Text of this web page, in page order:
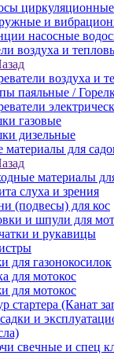
циркуляционные
и
насосные
воздуха и
воздуха и
паяльные /
газовые
дизельные
материалы для
материалы
слуха и зрения
(подвесы) для кос
и шпули для
и рукавицы
для газонокосилок
для мотокос
для мотокос
стартера (Канат
и
свечные и спец